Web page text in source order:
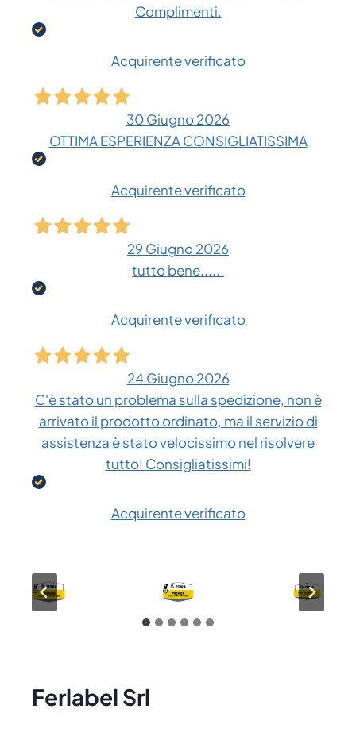
Complimenti.
Acquirente verificato
30 Giugno 2026
OTTIMA ESPERIENZA CONSIGLIATISSIMA
Acquirente verificato
29 Giugno 2026
tutto bene......
Acquirente verificato
24 Giugno 2026
C'è stato un problema sulla spedizione, non è
arrivato il prodotto ordinato, ma il servizio di
assistenza è stato velocissimo nel risolvere
tutto! Consigliatissimi!
Acquirente verificato
Ferlabel Srl